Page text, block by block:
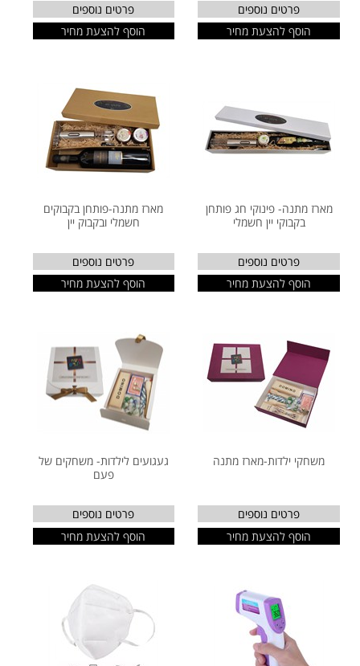
פרטים נוספים
הוסף להצעת מחיר
פרטים נוספים
הוסף להצעת מחיר
מארז מתנה- פינוקי חג פותחן
בקבוקי יין חשמלי
פרטים נוספים
הוסף להצעת מחיר
מארז מתנה-פותחן בקבוקים
חשמלי ובקבוק יין
פרטים נוספים
הוסף להצעת מחיר
משחקי ילדות-מארז מתנה
פרטים נוספים
הוסף להצעת מחיר
געגועים לילדות- משחקים של
פעם
פרטים נוספים
הוסף להצעת מחיר